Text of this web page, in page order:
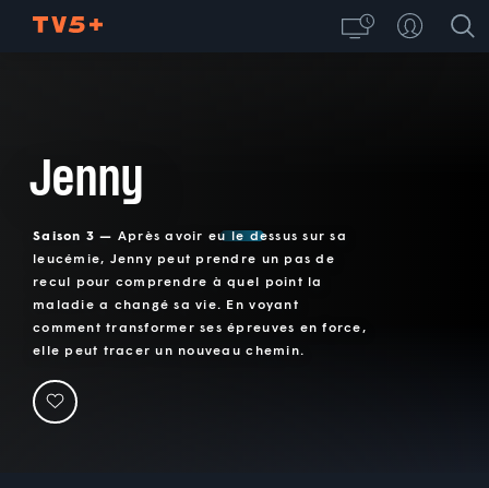
Jenny
Saison 3 — Après avoir eu le dessus sur sa
leucémie, Jenny peut prendre un pas de
recul pour comprendre à quel point la
maladie a changé sa vie. En voyant
comment transformer ses épreuves en force,
elle peut tracer un nouveau chemin.